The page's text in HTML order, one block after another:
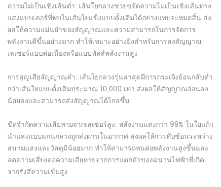
ความไม่เป็นเชิงเส้นต่ำ: เส้นใยกลวงช่วยขจัดความไม่เป็นเชิงเส้นทาง
แสงแบบเคอร์ที่พบในเส้นใยแข็งแบบดั้งเดิมได้อย่างแทบจะหมดสิ้น ส่ง
ผลให้ความแม่นยำของสัญญาณและความสามารถในการจัดการ
พลังงานดีขึ้นอย่างมาก ทำให้เหมาะอย่างยิ่งสำหรับการส่งสัญญาณ
เลเซอร์แบบต่อเนื่องหรือแบบพัลส์พลังงานสูง
การสูญเสียสัญญาณต่ำ: เส้นใยกลวงรุ่นล่าสุดมีการกระเจิงย้อนกลับต่ำ
กว่าเส้นใยแบบดั้งเดิมประมาณ 10,000 เท่า ส่งผลให้สัญญาณอ่อนลง
น้อยลงและสามารถส่งสัญญาณได้ไกลขึ้น
ขีดจำกัดความเสียหายจากเลเซอร์สูง: พลังงานแสงกว่า 99% ในใยแก้ว
นำแสงแบบแกนกลวงถูกส่งผ่านในอากาศ ส่งผลให้การทับซ้อนระหว่าง
สนามแสงและวัสดุมีน้อยมาก ทำให้สามารถทนต่อพลังงานสูงขึ้นและ
ลดความเสี่ยงต่อความเสียหายจากการแตกตัวของฉนวนไฟฟ้าที่เกิด
จากรังสีความเข้มสูง